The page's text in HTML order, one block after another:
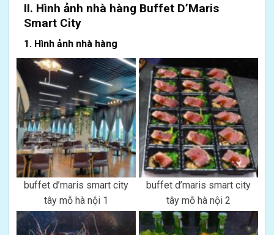
II. Hình ảnh nhà hàng Buffet D’Maris
Smart City
1. Hình ảnh nhà hàng
buffet d’maris smart city
tây mỗ hà nội 1
buffet d’maris smart city
tây mỗ hà nội 2